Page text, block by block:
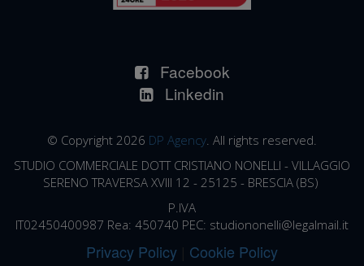
Facebook
Linkedin
© Copyright 2026 DP Agency. All rights reserved.
STUDIO COMMERCIALE DOTT CRISTIANO NONELLI - VILLAGGIO
SERENO TRAVERSA XVIII 12 - 25125 - BRESCIA (BS)
P.IVA
IT02450400987 Rea: 450740 PEC: studiononelli@legalmail.it
Privacy Policy Cookie Policy